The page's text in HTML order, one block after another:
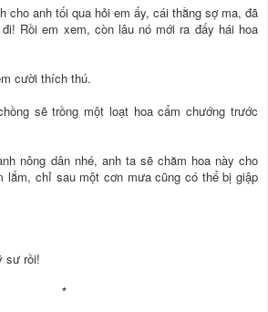
cho anh tối qua hỏi em ấy, cái thằng sợ ma, đã
Rồi em xem, còn lâu nó mới ra đấy hái hoa
cười thích thú.
sẽ trồng một loạt hoa cẩm chướng trước
nông dân nhé, anh ta sẽ chăm hoa này cho
lắm, chỉ sau một cơn mưa cũng có thể bị giập
sư rồi!
*